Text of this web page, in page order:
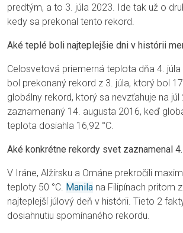
predtým, a to 3. júla 2023. Ide tak už o
kedy sa prekonal tento rekord.
Aké teplé boli najteplejšie dni v histórii
Celosvetová priemerná teplota dňa 4. júla
bol prekonaný rekord z 3. júla, ktorý bol
globálny rekord, ktorý sa nevzťahuje na júl
zaznamenaný 14. augusta 2016, keď
teplota dosiahla 16,92 °C.
Aké konkrétne rekordy svet zaznamenal 4.
V Iráne, Alžírsku a Ománe prekročili
teploty 50 °C. Manila na Filipínach pritom
najteplejší júlový deň v histórii. Tieto 2
dosiahnutiu spomínaného rekordu.